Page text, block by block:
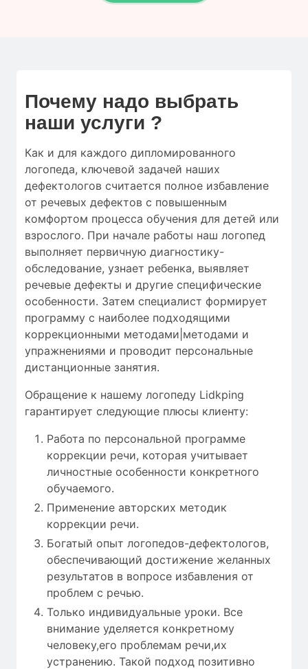
Почему надо выбрать
наши услуги ?
Как и для каждого дипломированного
логопеда, ключевой задачей наших
дефектологов считается полное избавление
от речевых дефектов с повышенным
комфортом процесса обучения для детей или
взрослого. При начале работы наш логопед
выполняет первичную диагностику-
обследование, узнает ребенка, выявляет
речевые дефекты и другие специфические
особенности. Затем специалист формирует
программу с наиболее подходящими
коррекционными методами|методами и
упражнениями и проводит персональные
дистанционные занятия.
Обращение к нашему логопеду Lidkping
гарантирует следующие плюсы клиенту:
Работа по персональной программе
коррекции речи, которая учитывает
личностные особенности конкретного
обучаемого.
Применение авторских методик
коррекции речи.
Богатый опыт логопедов-дефектологов,
обеспечивающий достижение желанных
результатов в вопросе избавления от
проблем с речью.
Только индивидуальные уроки. Все
внимание уделяется конкретному
человеку,его проблемам речи,их
устранению. Такой подход позитивно